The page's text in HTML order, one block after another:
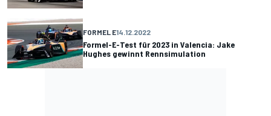
FORMEL E14.12.2022
Formel-E-Test für 2023 in Valencia: Jake
Hughes gewinnt Rennsimulation